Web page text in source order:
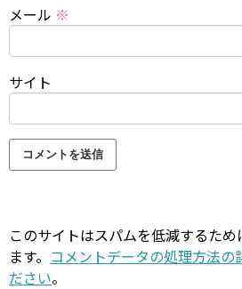
メール ※
サイト
このサイトはスパムを低減するた
ます。 コメントデータの処理方法の
ださい。